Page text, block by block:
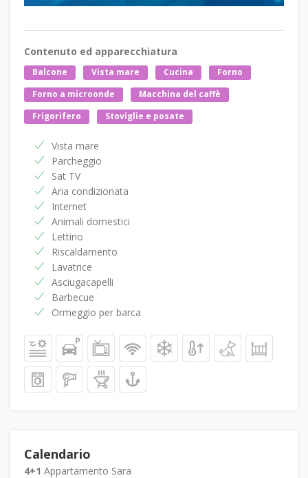
Contenuto ed apparecchiatura
Balcone Vista mare Cucina
Forno
Forno a microonde
Macchina del caffè
Frigorifero
Stoviglie e posate
Vista mare
Parcheggio
Sat TV
Aria condizionata
Internet
Animali domestici
Lettino
Riscaldamento
Lavatrice
Asciugacapelli
Barbecue
Ormeggio per barca
Calendario
4+1 Appartamento Sara